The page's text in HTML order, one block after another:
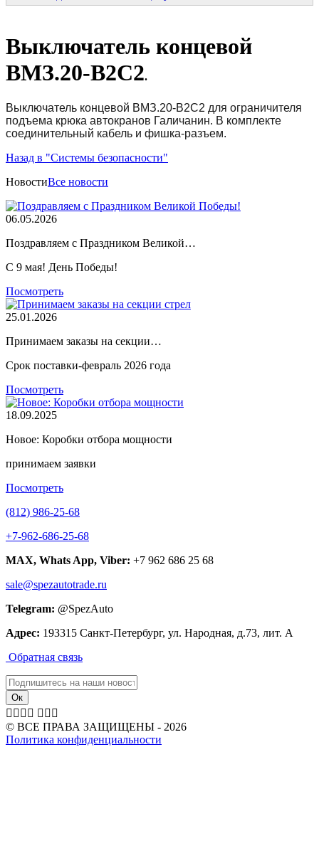
Выключатель концевой
ВМЗ.20-В2С2.
Выключатель концевой ВМЗ.20-В2С2 для ограничителя
подъема крюка автокранов Галичанин. В комплекте
соединительный кабель и фишка-разъем.
Назад в "Системы безопасности"
НовостиВсе новости
06.05.2026
Поздравляем с Праздником Великой…
С 9 мая! День Победы!
Посмотреть
25.01.2026
Принимаем заказы на секции…
Срок поставки-февраль 2026 года
Посмотреть
18.09.2025
Новое: Коробки отбора мощности
принимаем заявки
Посмотреть
(812) 986-25-68
+7-962-686-25-68
MAX, Whats App, Viber: +7 962 686 25 68
sale@spezautotrade.ru
Telegram: @SpezAuto
Адрес: 193315 Санкт-Петербург, ул. Народная, д.73, лит. А
Обратная связь
      
© ВСЕ ПРАВА ЗАЩИЩЕНЫ - 2026
Политика конфиденциальности